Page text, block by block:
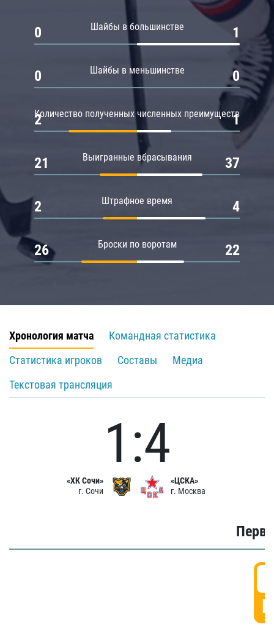
Шайбы в большинстве
0 1
Шайбы в меньшинстве
0 0
Количество полученных численных преимуществ
2 1
Выигранные вбрасывания
21 37
Штрафное время
2 4
Броски по воротам
26 22
Хронология матча
Командная статистика
Статистика игроков
Составы
Медиа
Текстовая трансляция
«ХК Сочи»
г. Сочи
1:4
«ЦСКА»
г. Москва